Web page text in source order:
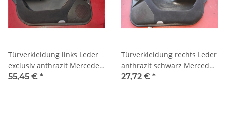
Türverkleidung links Leder
exclusiv anthrazit Mercedes
W220 2207201170 9C05
55,45 € *
Türverkleidung rechts Leder
anthrazit schwarz Mercedes
W220 2207200870 9B50
27,72 € *